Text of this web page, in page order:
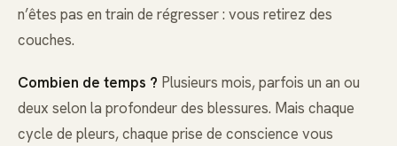
n’êtes pas en train de régresser : vous retirez des
couches.
Combien de temps ? Plusieurs mois, parfois un an ou
deux selon la profondeur des blessures. Mais chaque
cycle de pleurs, chaque prise de conscience vous